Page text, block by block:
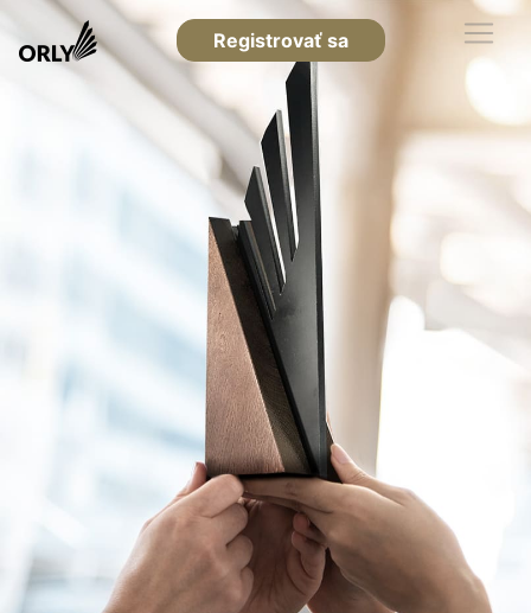
Registrovať sa